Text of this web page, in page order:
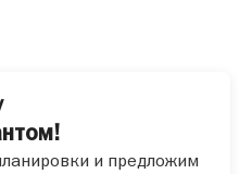
и предложим